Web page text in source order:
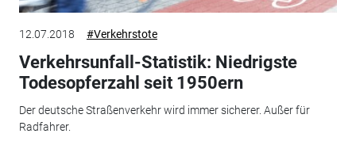
12.07.2018 #Verkehrstote
Verkehrsunfall-Statistik: Niedrigste
Todesopferzahl seit 1950ern
Der deutsche Straßenverkehr wird immer sicherer. Außer für
Radfahrer.